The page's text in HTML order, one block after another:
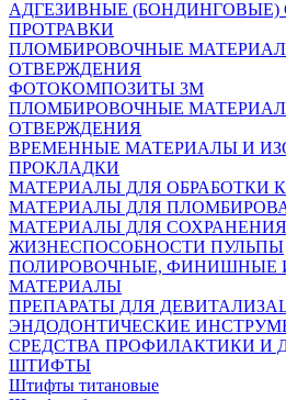
АДГЕЗИВНЫЕ
ПРОТРАВКИ
ПЛОМБИРОВОЧНЫЕ
ОТВЕРЖДЕНИЯ
ФОТОКОМПОЗИТЫ 3М
ПЛОМБИРОВОЧНЫЕ
ОТВЕРЖДЕНИЯ
ВРЕМЕННЫЕ МАТЕРИАЛЫ И
ПРОКЛАДКИ
МАТЕРИАЛЫ ДЛЯ ОБРАБОТКИ
МАТЕРИАЛЫ ДЛЯ
МАТЕРИАЛЫ ДЛЯ СОХРАНЕНИЯ
ЖИЗНЕСПОСОБНОСТИ ПУЛЬПЫ
ПОЛИРОВОЧНЫЕ, ФИНИШНЫЕ
МАТЕРИАЛЫ
ПРЕПАРАТЫ ДЛЯ
ЭНДОДОНТИЧЕСКИЕ
СРЕДСТВА ПРОФИЛАКТИКИ И
ШТИФТЫ
Штифты титановые